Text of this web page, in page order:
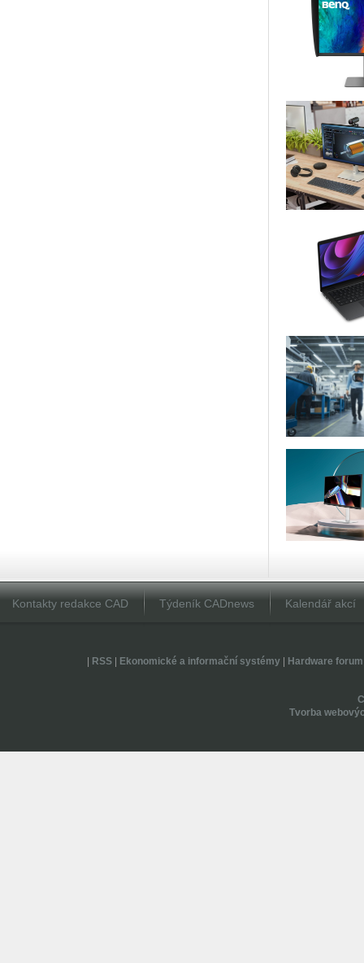
Kontakty redakce CAD Týdeník CADnews Kalendář akcí
RSS| Ekonomické a informační systémy| Hardware forum
Tvorba